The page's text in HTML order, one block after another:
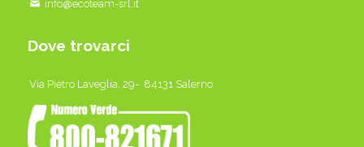
info@ecoteam-srl.it
Dove trovarci
Via Pietro Laveglia, 29- 84131 Salerno